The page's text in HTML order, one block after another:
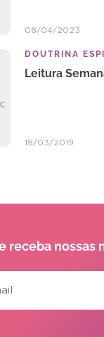
08/04/2023
DOUTRINA
Leitura
18/03/2019
receba nossas